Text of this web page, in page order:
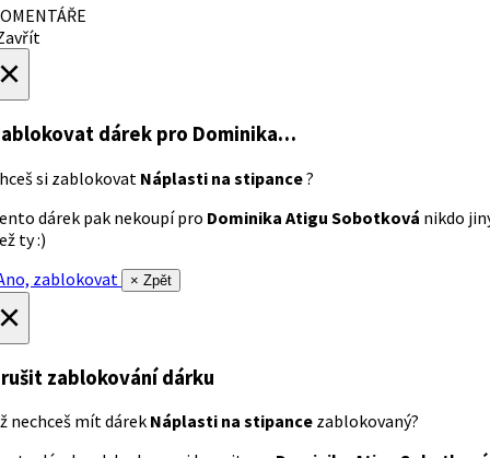
dárek pro Dominika…
si zablokovat Náplasti na stipance?
dárek pak nekoupí pro Dominika Atigu Sobotková nikdo
ty :)
zablokovat
× Zpět
zablokování dárku
nechceš mít dárek Náplasti na stipance zablokovaný?